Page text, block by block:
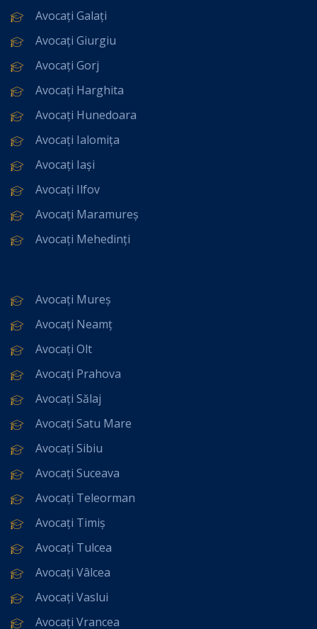
Avocați Galați
Avocați Giurgiu
Avocați Gorj
Avocați Harghita
Avocați Hunedoara
Avocați Ialomița
Avocați Iași
Avocați Ilfov
Avocați Maramureș
Avocați Mehedinți
Avocați Mureș
Avocați Neamț
Avocați Olt
Avocați Prahova
Avocați Sălaj
Avocați Satu Mare
Avocați Sibiu
Avocați Suceava
Avocați Teleorman
Avocați Timiș
Avocați Tulcea
Avocați Vâlcea
Avocați Vaslui
Avocați Vrancea